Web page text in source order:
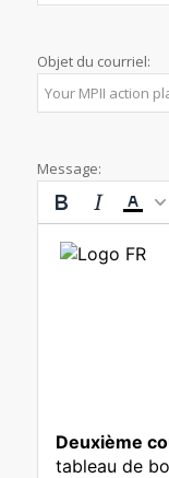
Objet du courriel:
Message: